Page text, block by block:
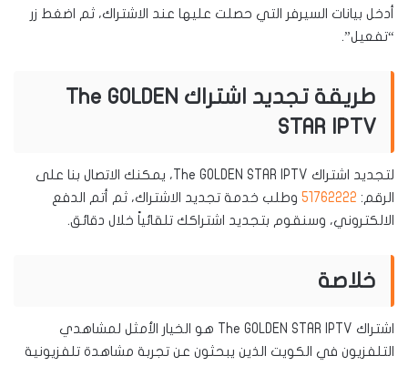
أدخل بيانات السيرفر التي حصلت عليها عند الاشتراك، ثم اضغط زر
“تفعيل”.
طريقة تجديد اشتراك The GOLDEN
STAR IPTV
لتجديد اشتراك The GOLDEN STAR IPTV، يمكنك الاتصال بنا على
الرقم: 51762222 وطلب خدمة تجديد الاشتراك، ثم أتم الدفع
الالكتروني، وسنقوم بتجديد اشتراكك تلقائياً خلال دقائق.
خلاصة
اشتراك The GOLDEN STAR IPTV هو الخيار الأمثل لمشاهدي
التلفزيون في الكويت الذين يبحثون عن تجربة مشاهدة تلفزيونية